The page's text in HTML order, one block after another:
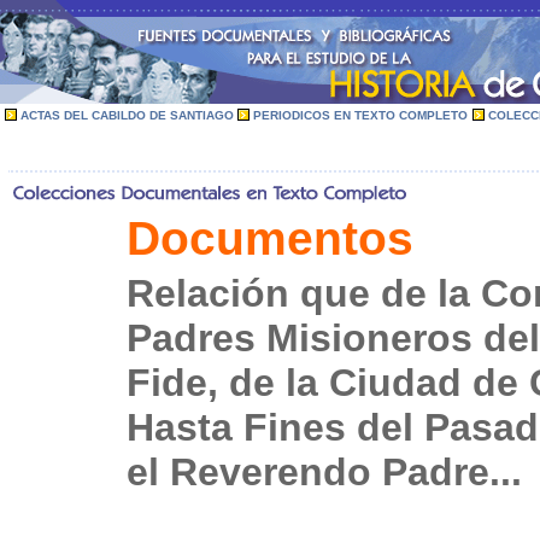
ACTAS DEL CABILDO DE SANTIAGO PERIODICOS EN TEXTO COMPLETO
Documentos
Relación que de la
Padres Misioneros
Fide, de la Ciudad de
Hasta Fines del
el Reverendo Padre...